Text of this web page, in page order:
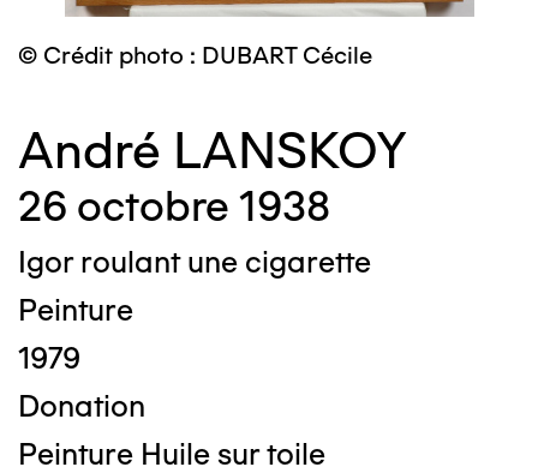
© Crédit photo : DUBART Cécile
André LANSKOY
26 octobre 1938
Igor roulant une cigarette
Peinture
1979
Donation
Peinture Huile sur toile